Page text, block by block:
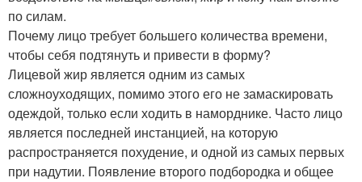
по силам.
Почему лицо требует большего количества времени,
чтобы себя подтянуть и привести в форму?
Лицевой жир является одним из самых
сложноуходящих, помимо этого его не замаскировать
одеждой, только если ходить в наморднике. Часто лицо
является последней инстанцией, на которую
распространяется похудение, и одной из самых первых
при надутии. Появление второго подбородка и общее